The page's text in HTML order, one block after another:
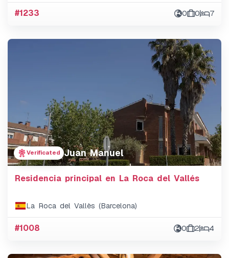
#1233 0 0 7
Verificated Juan Manuel
Residencia principal en La Roca del Vallés
La Roca del Vallès (Barcelona)
#1008 0 2 4